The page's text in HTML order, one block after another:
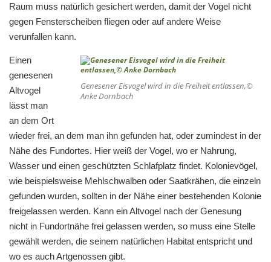
Raum muss natürlich gesichert werden, damit der Vogel nicht
gegen Fensterscheiben fliegen oder auf andere Weise
verunfallen kann.
Genesener Eisvogel wird in die Freiheit entlassen,©
Anke Dornbach
Einen
genesenen
Altvogel
lässt man
an dem Ort
wieder frei, an dem man ihn gefunden hat, oder zumindest in der
Nähe des Fundortes. Hier weiß der Vogel, wo er Nahrung,
Wasser und einen geschützten Schlafplatz findet. Kolonievögel,
wie beispielsweise Mehlschwalben oder Saatkrähen, die einzeln
gefunden wurden, sollten in der Nähe einer bestehenden Kolonie
freigelassen werden. Kann ein Altvogel nach der Genesung
nicht in Fundortnähe frei gelassen werden, so muss eine Stelle
gewählt werden, die seinem natürlichen Habitat entspricht und
wo es auch Artgenossen gibt.